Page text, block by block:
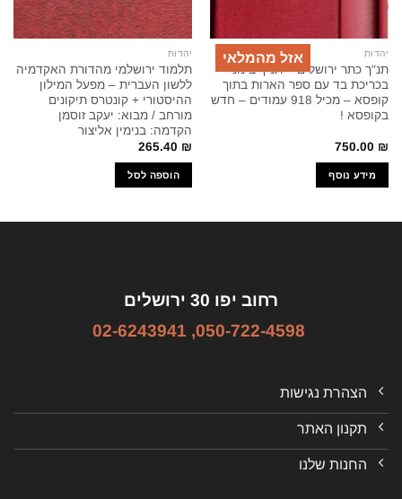
אזל מהמלאי יהדות
תנ"ך כתר ירושלים – תנ"ך בינוני
בכריכת בד עם ספר הארות בתוך
קופסא – מכיל 918 עמודים – חדש
בקופסא !
750.00 ₪
מידע נוסף
יהדות
תלמוד ירושלמי מהדורת האקדמיה
ללשון העברית – מפעל המילון
ההיסטורי + קונטרס תיקונים
מורחב / מבוא: יעקב זוסמן
הקדמה: בנימין אליצור
265.40 ₪
הוספה לסל
רחוב יפו 30 ירושלים
050-722-4598
,
02-6243941
הצהרת נגישות
תקנון האתר
החנות שלנו